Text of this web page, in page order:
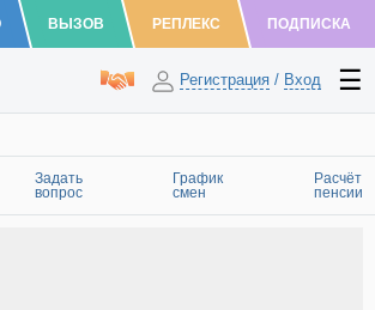
ВЫЗОВ РЕПЛЕКС ПОДПИСКА
Регистрация / Вход
Задать
вопрос
График
смен
Расчёт
пенсии